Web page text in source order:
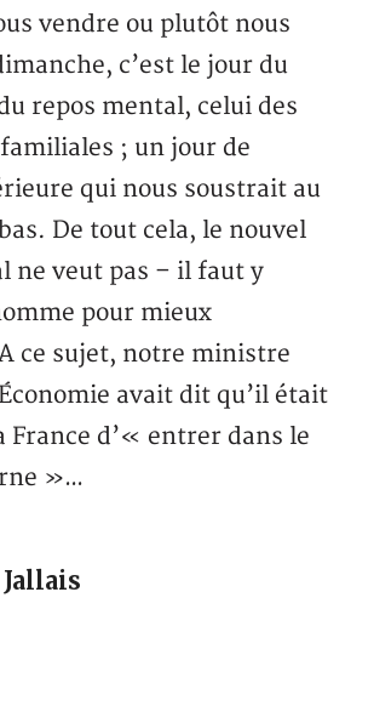
vendre ou plutôt nous
c’est le jour du
repos mental, celui des
; un jour de
qui nous soustrait au
De tout cela, le nouvel
ne veut pas – il faut y
pour mieux
ce sujet, notre ministre
avait dit qu’il était
France d’« entrer dans le
»…